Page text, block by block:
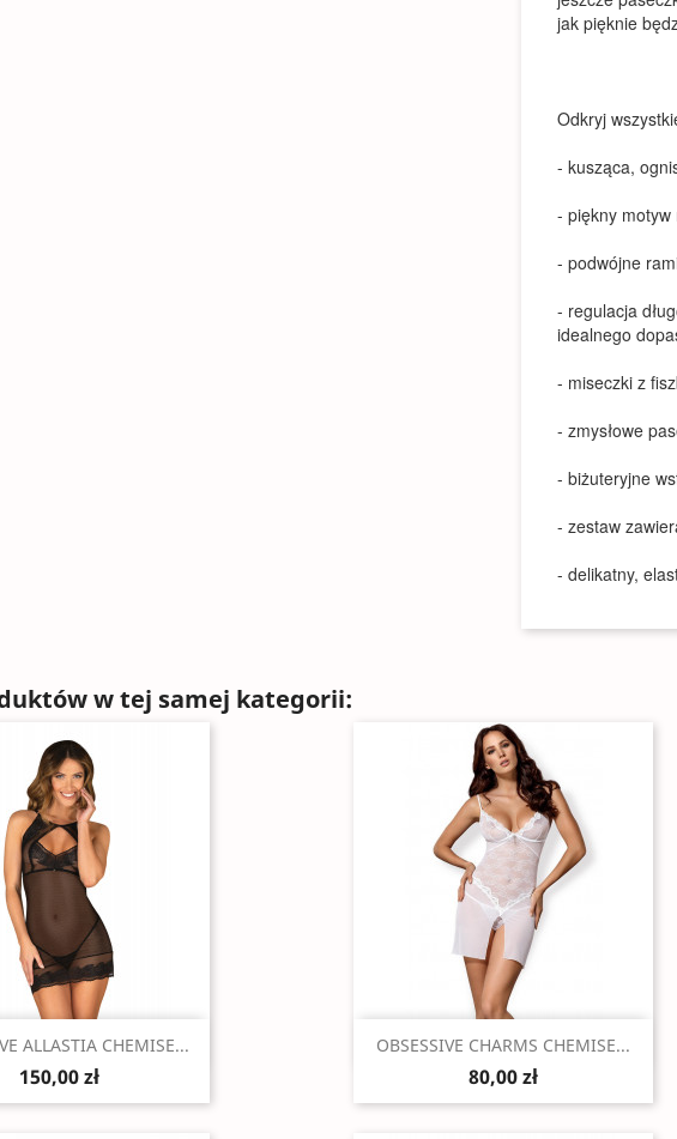
jak pięknie
Odkryj
- kusząca,
- piękny motyw
- podwójne
- regulacja
idealnego
- miseczki z
- zmysłowe
- biżuteryjne
- zestaw
- delikatny,
w tej samej kategorii:
Szybki podgląd
ALLASTIA CHEMISE...
150,00 zł
Szybki podgląd
OBSESSIVE CHARMS CHEMISE...
80,00 zł